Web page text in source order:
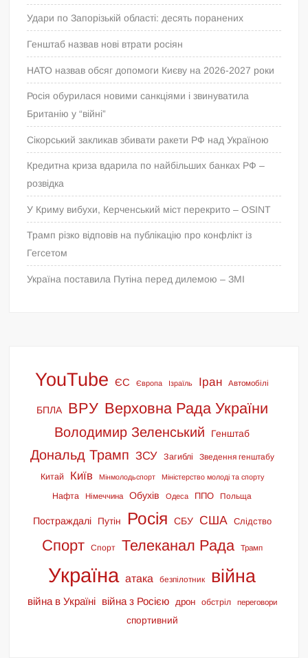
Удари по Запорізькій області: десять поранених
Генштаб назвав нові втрати росіян
НАТО назвав обсяг допомоги Києву на 2026-2027 роки
Росія обурилася новими санкціями і звинуватила
Британію у “війні”
Сікорський закликав збивати ракети РФ над Україною
Кредитна криза вдарила по найбільших банках РФ –
розвідка
У Криму вибухи, Керченський міст перекрито – OSINT
Трамп різко відповів на публікацію про конфлікт із
Гегсетом
Україна поставила Путіна перед дилемою – ЗМІ
YouTube ЄС Європа Ізраїль Іран Автомобілі
БПЛА ВРУ Верховна Рада України
Володимир Зеленський Генштаб
Дональд Трамп ЗСУ Загиблі Зведення генштабу
Китай Київ Мінмолодьспорт Міністерство молоді та спорту
Нафта Німеччина Обухів Одеса ППО Польща
Постраждалі Путін Росія СБУ США Слідство
Спорт Спорт Телеканал Рада Трамп
Україна атака безпілотник війна
війна в Україні війна з Росією дрон обстріл переговори
спортивний